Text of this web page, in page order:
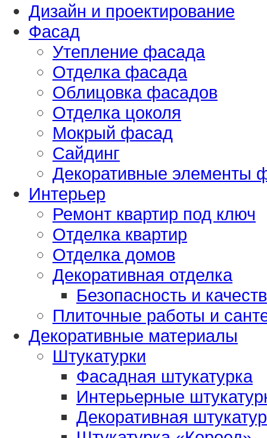
Дизайн и проектирование
Фасад
Утепление фасада
Отделка фасада
Облицовка фасадов
Отделка цоколя
Мокрый фасад
Сайдинг
Декоративные элементы
Интерьер
Ремонт квартир под ключ
Отделка квартир
Отделка домов
Декоративная отделка
Безопасность и
Плиточные работы и
Декоративные материалы
Штукатурки
Фасадная штукатурка
Интерьерные
Декоративная